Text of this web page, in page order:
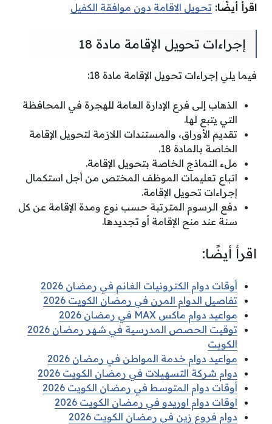
اقرأ أيضًا: تحويل الاقامة دون موافقة الكفيل
إجراءات تحويل الإقامة مادة 18
فيما يلي إجراءات تحويل الإقامة مادة 18:
الذهاب إلى فرع الإدارة العامة للهجرة في المحافظة
التي يتبع لها.
تقديم الأوراق، والمستندات اللازمة لتحويل الإقامة
الخاصة بالمادة 18.
ملء النماذج الخاصة بتحويل الإقامة.
اتباع تعليمات الموظف المختص من أجل استكمال
إجراءات تحويل الإقامة.
دفع الرسوم المترتبة حسب نوع ومدة الإقامة عن كل
سنة عند منح الإقامة أو تجديدها.
اقرأ أيضًا:
أوقات دوام الكترونيات الغانم في رمضان 2026
تفاصيل الدوام المرن في رمضان الكويت 2026
مواعيد دوام ماكس MAX في رمضان 2026
توقيت الحصص المدرسية في شهر رمضان 2026
الكويت
مواعيد دوام خدمة المواطن في رمضان 2026
دوام شركة التسهيلات في رمضان الكويت 2026
أوقات دوام المتوسط في رمضان الكويت 2026
اوقات دوام اوريدو في رمضان الكويت 2026
دوام فروع زين في رمضان الكويت 2026